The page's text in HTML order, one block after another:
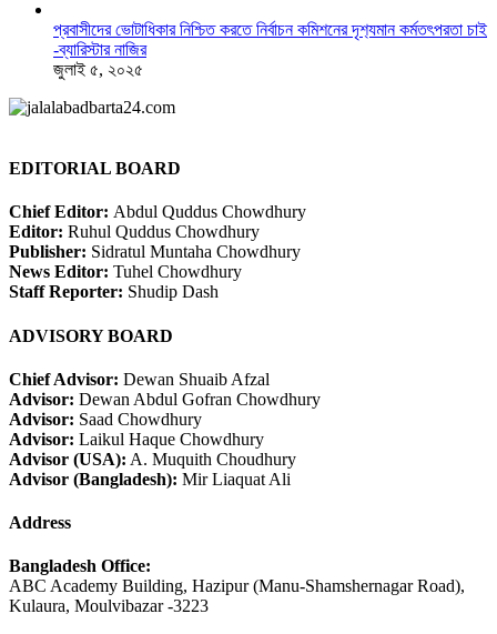
প্রবাসীদের ভোটাধিকার নিশ্চিত করতে নির্বাচন কমিশনের দৃশ‍্যমান কর্মতৎপরতা চাই
-ব্যারিস্টার নাজির
জুলাই ৫, ২০২৫
EDITORIAL BOARD
Chief Editor: Abdul Quddus Chowdhury
Editor: Ruhul Quddus Chowdhury
Publisher: Sidratul Muntaha Chowdhury
News Editor: Tuhel Chowdhury
Staff Reporter: Shudip Dash
ADVISORY BOARD
Chief Advisor: Dewan Shuaib Afzal
Advisor: Dewan Abdul Gofran Chowdhury
Advisor: Saad Chowdhury
Advisor: Laikul Haque Chowdhury
Advisor (USA): A. Muquith Choudhury
Advisor (Bangladesh): Mir Liaquat Ali
Address
Bangladesh Office:
ABC Academy Building, Hazipur (Manu-Shamshernagar Road),
Kulaura, Moulvibazar -3223